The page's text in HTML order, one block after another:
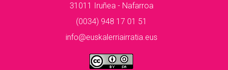
31011 Iruñea - Nafarroa
(0034) 948 17 01 51
info@euskalerriairratia.eus